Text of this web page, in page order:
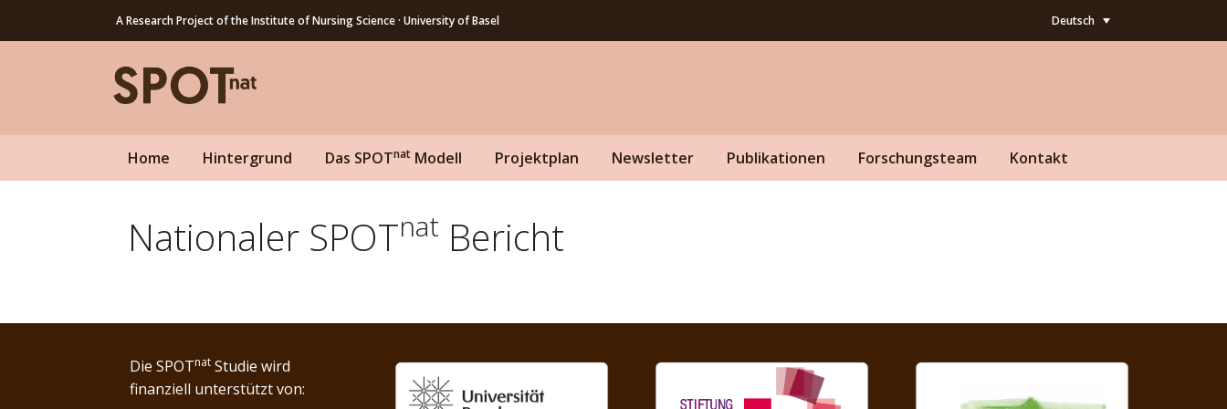
A Research Project of the Institute of Nursing Science · University of Basel Deutsch
Home Hintergrund Das SPOTnat Modell Projektplan Newsletter Publikationen Forschungsteam Kontakt
Nationaler SPOTnat Bericht
Die SPOTnat Studie wird
finanziell unterstützt von: